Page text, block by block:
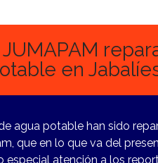
en
agua potable han sido
que en lo que va del
especial atención a los